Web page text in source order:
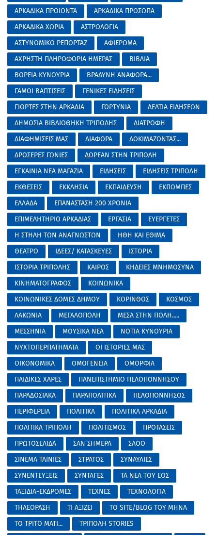
ΑΡΚΑΔΙΚΑ ΠΡΟΙΟΝΤΑ
ΑΡΚΑΔΙΚΑ ΠΡΟΣΩΠΑ
ΑΡΚΑΔΙΚΑ ΧΩΡΙΑ
ΑΣΤΡΟΛΟΓΙΑ
ΑΣΤΥΝΟΜΙΚΟ ΡΕΠΟΡΤΑΖ
ΑΦΙΕΡΩΜΑ
ΑΧΡΗΣΤΗ ΠΛΗΡΟΦΟΡΙΑ ΗΜΕΡΑΣ
ΒΙΒΛΙΑ
ΒΟΡΕΙΑ ΚΥΝΟΥΡΙΑ
ΒΡΑΔΥΝΗ ΑΝΑΦΟΡΑ...
ΓΑΜΟΙ ΒΑΠΤΙΣΕΙΣ
ΓΕΝΙΚΕΣ ΕΙΔΗΣΕΙΣ
ΓΙΟΡΤΕΣ ΣΤΗΝ ΑΡΚΑΔΙΑ
ΓΟΡΤΥΝΙΑ
ΔΕΛΤΙΑ ΕΙΔΗΣΕΩΝ
ΔΗΜΟΣΙΑ ΒΙΒΛΙΟΘΗΚΗ ΤΡΙΠΟΛΗΣ
ΔΙΑΤΡΟΦΗ
ΔΙΑΦΗΜΙΣΕΙΣ ΜΑΣ
ΔΙΑΦΟΡΑ
ΔΟΚΙΜΑΖΟΝΤΑΣ...
ΔΡΟΣΕΡΕΣ ΓΩΝΙΕΣ
ΔΩΡΕΑΝ ΣΤΗΝ ΤΡΙΠΟΛΗ
ΕΓΚΑΙΝΙΑ ΝΕΑ ΜΑΓΑΖΙΑ
ΕΙΔΗΣΕΙΣ
ΕΙΔΗΣΕΙΣ ΤΡΙΠΟΛΗ
ΕΚΘΕΣΕΙΣ
ΕΚΚΛΗΣΙΑ ΕΚΠΑΙΔΕΥΣΗ
ΕΚΠΟΜΠΕΣ
ΕΛΛΑΔΑ
ΕΠΑΝΑΣΤΑΣΗ 200 ΧΡΟΝΙΑ
ΕΠΙΜΕΛΗΤΗΡΙΟ ΑΡΚΑΔΙΑΣ
ΕΡΓΑΣΙΑ
ΕΥΕΡΓΕΤΕΣ
Η ΣΤΗΛΗ ΤΩΝ ΑΝΑΓΝΩΣΤΩΝ
ΗΘΗ ΚΑΙ ΕΘΙΜΑ
ΘΕΑΤΡΟ
ΙΔΕΕΣ/ ΚΑΤΑΣΚΕΥΕΣ
ΙΣΤΟΡΙΑ
ΙΣΤΟΡΙΑ ΤΡΙΠΟΛΗΣ
ΚΑΙΡΟΣ
ΚΗΔΕΙΕΣ ΜΝΗΜΟΣΥΝΑ
ΚΙΝΗΜΑΤΟΓΡΑΦΟΣ
ΚΟΙΝΩΝΙΚΑ
ΚΟΙΝΩΝΙΚΕΣ ΔΟΜΕΣ ΔΗΜΟΥ
ΚΟΡΙΝΘΟΣ
ΚΟΣΜΟΣ
ΛΑΚΩΝΙΑ
ΜΕΓΑΛΟΠΟΛΗ
ΜΕΣΑ ΣΤΗΝ ΠΟΛΗ.....
ΜΕΣΣΗΝΙΑ
ΜΟΥΣΙΚΑ ΝΕΑ
ΝΟΤΙΑ ΚΥΝΟΥΡΙΑ
ΝΥΧΤΟΠΕΡΠΑΤΗΜΑΤΑ
ΟΙ ΙΣΤΟΡΙΕΣ ΜΑΣ
ΟΙΚΟΝΟΜΙΚΑ
ΟΜΟΓΕΝΕΙΑ
ΟΜΟΡΦΙΑ
ΠΑΙΔΙΚΕΣ ΧΑΡΕΣ
ΠΑΝΕΠΙΣΤΗΜΙΟ ΠΕΛΟΠΟΝΝΗΣΟΥ
ΠΑΡΑΔΟΣΙΑΚΑ
ΠΑΡΑΠΟΛΙΤΙΚΑ
ΠΕΛΟΠΟΝΝΗΣΟΣ
ΠΕΡΙΦΕΡΕΙΑ
ΠΟΛΙΤΙΚΑ
ΠΟΛΙΤΙΚΑ ΑΡΚΑΔΙΑ
ΠΟΛΙΤΙΚΑ ΤΡΙΠΟΛΗ
ΠΟΛΙΤΙΣΜΟΣ
ΠΡΟΤΑΣΕΙΣ
ΠΡΩΤΟΣΕΛΙΔΑ
ΣΑΝ ΣΗΜΕΡΑ
ΣΑΟΟ
ΣΙΝΕΜΑ ΤΑΙΝΙΕΣ
ΣΤΡΑΤΟΣ
ΣΥΝΑΥΛΙΕΣ
ΣΥΝΕΝΤΕΥΞΕΙΣ
ΣΥΝΤΑΓΕΣ
ΤΑ ΝΕΑ ΤΟΥ ΕΟΣ
ΤΑΞΙΔΙΑ-ΕΚΔΡΟΜΕΣ
ΤΕΧΝΕΣ
ΤΕΧΝΟΛΟΓΙΑ
ΤΗΛΕΟΡΑΣΗ
ΤΙ ΑΞΙΖΕΙ
ΤΟ SITE/BLOG ΤΟΥ ΜΗΝΑ
ΤΟ ΤΡΙΤΟ ΜΑΤΙ...
ΤΡΙΠΟΛΗ STORIES